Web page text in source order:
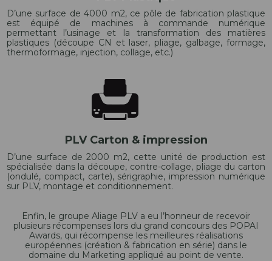
D’une surface de 4000 m2, ce pôle de fabrication plastique
est équipé de machines à commande numérique
permettant l’usinage et la transformation des matières
plastiques (découpe CN et laser, pliage, galbage, formage,
thermoformage, injection, collage, etc.)
PLV Carton & impression
D’une surface de 2000 m2, cette unité de production est
spécialisée dans la découpe, contre-collage, pliage du carton
(ondulé, compact, carte), sérigraphie, impression numérique
sur PLV, montage et conditionnement.
Enfin, le groupe Aliage PLV a eu l’honneur de recevoir
plusieurs récompenses lors du grand concours des POPAI
Awards, qui récompense les meilleures réalisations
européennes (création & fabrication en série) dans le
domaine du Marketing appliqué au point de vente.